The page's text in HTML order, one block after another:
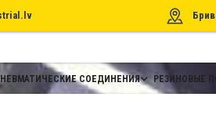
СОЕДИНЕНИЯ РЕЗИНОВЫЕ